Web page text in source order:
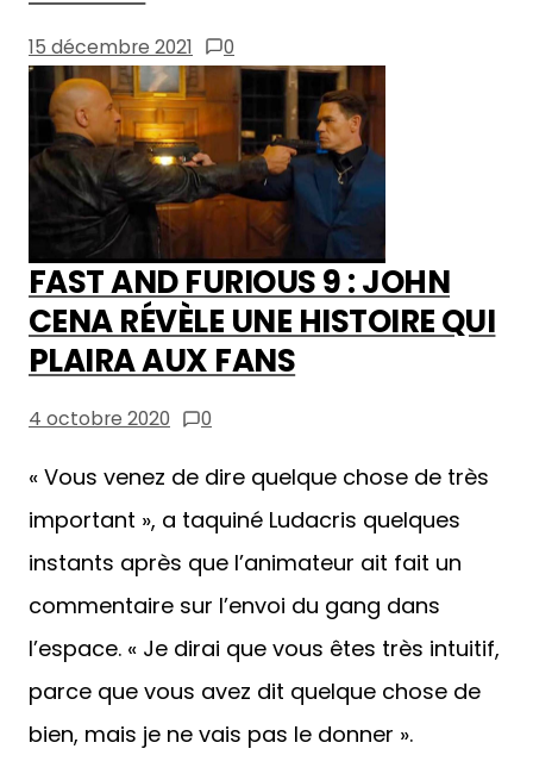
15 décembre 2021 0
FAST AND FURIOUS 9 : JOHN
CENA RÉVÈLE UNE HISTOIRE QUI
PLAIRA AUX FANS
4 octobre 2020 0
« Vous venez de dire quelque chose de très
important », a taquiné Ludacris quelques
instants après que l’animateur ait fait un
commentaire sur l’envoi du gang dans
l’espace. « Je dirai que vous êtes très intuitif,
parce que vous avez dit quelque chose de
bien, mais je ne vais pas le donner ».